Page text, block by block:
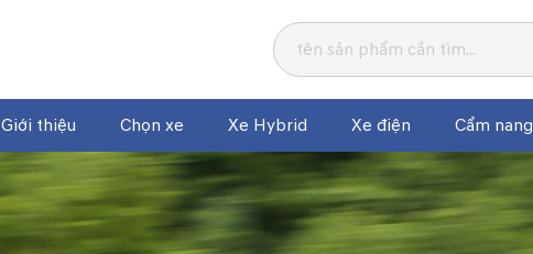
Giới thiệu Chọn xe Xe Hybrid Xe điện Cẩm nang